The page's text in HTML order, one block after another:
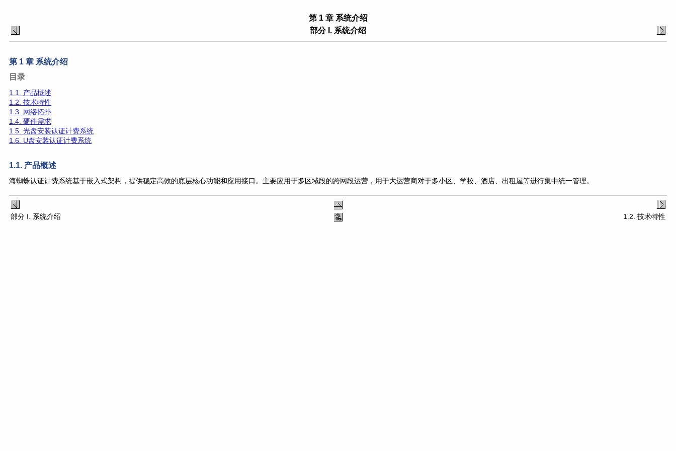
第 1 章 系统介绍
部分 I. 系统介绍
第 1 章 系统介绍
目录
1.1. 产品概述
1.2. 技术特性
1.3. 网络拓扑
1.4. 硬件需求
1.5. 光盘安装认证计费系统
1.6. U盘安装认证计费系统
1.1. 产品概述
海蜘蛛认证计费系统基于嵌入式架构，提供稳定高效的底层核心功能和应用接口。主要应用于多区域段的跨网段运营，用于大运营商对于多小区、学校、酒店、出租屋等进行集中统一管理。
部分 I. 系统介绍 1.2. 技术特性